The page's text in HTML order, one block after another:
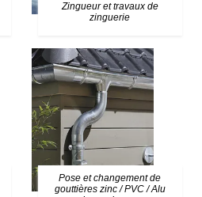
Zingueur et travaux de
zinguerie
Pose et changement de
gouttières zinc / PVC / Alu